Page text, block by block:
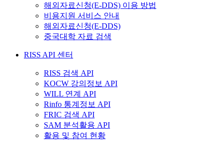
해외자료신청(E-DDS) 이용 방법
비용지원 서비스 안내
해외자료신청(E-DDS)
중국대학 자료 검색
RISS API 센터
RISS 검색 API
KOCW 강의정보 API
WILL 연계 API
Rinfo 통계정보 API
FRIC 검색 API
SAM 분석활용 API
활용 및 참여 현황